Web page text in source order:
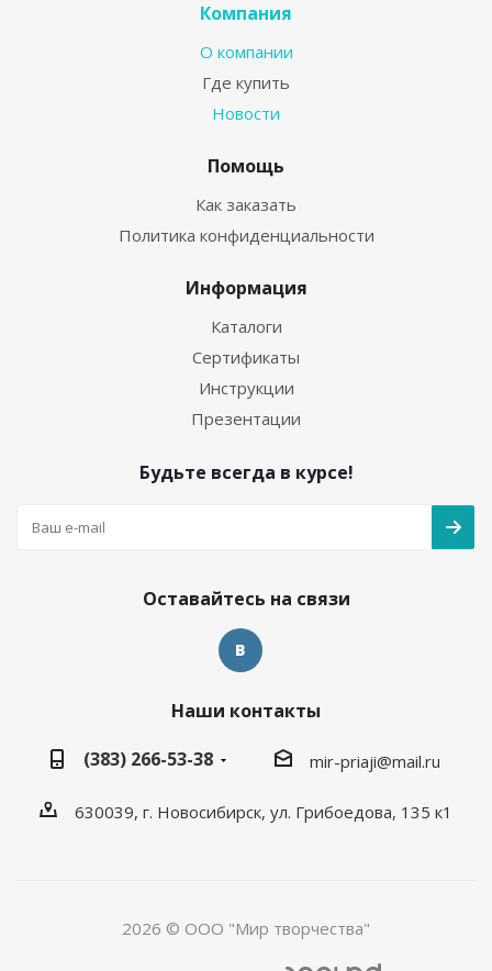
Компания
О компании
Где купить
Новости
Помощь
Как заказать
Политика конфиденциальности
Информация
Каталоги
Сертификаты
Инструкции
Презентации
Будьте всегда в курсе!
Оставайтесь на связи
Наши контакты
(383) 266-53-38
mir-priaji@mail.ru
630039, г. Новосибирск, ул. Грибоедова, 135 к1
2026 © ООО "Мир творчества"